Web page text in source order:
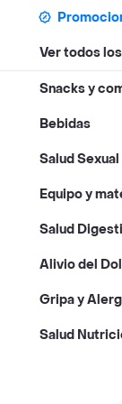
Ver todos
Snacks y
Bebidas
Salud Sexual
Equipo y
Salud
Alivio del
Gripa y
Salud